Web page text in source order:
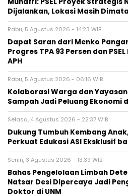
Dijalankan, Lokasi Masih
Rabu, 5 Agustus 2026 - 14:23 WIB
Dapat Saran dari Menko
Progres TPA 93 Persen dan
APH
Rabu, 5 Agustus 2026 - 06:16 WIB
Kolaborasi Warga dan
Sampah Jadi Peluang Ekonomi
Selasa, 4 Agustus 2026 - 22:37 WIB
Dukung Tumbuh Kembang
Perkuat Edukasi ASI Eksklusif
Senin, 3 Agustus 2026 - 13:39 WIB
Bahas Pengelolaan Limbah
Natsar Desi Dipercaya Jadi
Doktor di UNM